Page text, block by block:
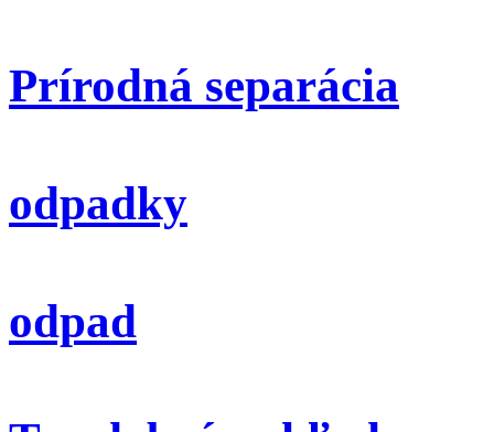
Prírodná separácia
odpadky
odpad